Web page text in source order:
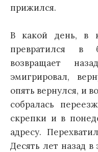
прижился.
В какой день, в
превратился в
возвращает
эмигрировал,
опять вернулся, и
собралась
скрепки и в
адресу.
Десять лет назад